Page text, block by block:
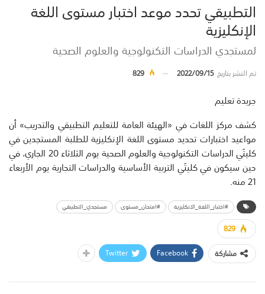
التطبيقي تحدد موعد اختبار مستوى اللغة
الإنكليزية
لمستجدي الدراسات التكنولوجية والعلوم الصحية
تم النشر بتاريخ2022/09/15
829
جريدة تعليم
كشف مركز اللغات في «الهيئة العامة للتعليم التطبيقي والتدريب» أن
مواعيد اختبارات تحديد مستوى اللغة الإنكليزية للطلبة المستجدين في
كليتَي الدراسات التكنولوجية والعلوم الصحية يوم الثلاثاء 20 الجاري، في
حين سيكون في كليتَي التربية الأساسية والدراسات التجارية يوم الأربعاء
21 منه.
#اختبار_اللغة_الانكليزية #امتحان_مستوى مستجدي_التطبيقي
829
مشاركة
Facebook
Twitter